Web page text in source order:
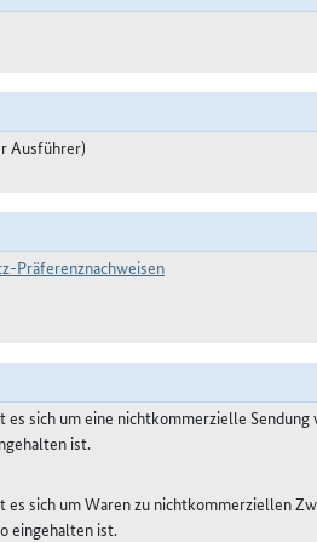
Ausführer)
Präferenznachweisen
sich um eine nichtkommerzielle Sendung
ist.
sich um Waren zu nichtkommerziellen
eingehalten ist.